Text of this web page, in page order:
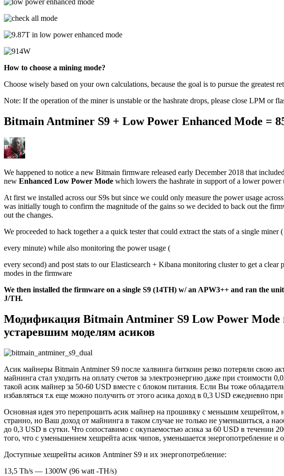
How to choose a mining mode?
Choose wisely based on your own calculations, because the goal is to pursue the greatest
Note: If the operation of the miner is unstable or the hashrate drops, please close LPM or
Bitmain Antminer S9 + Low Power Enhanced Mode =
We happened to notice a new Bitmain firmware released early December 2018 that
new Enhanced Low Power Mode which lowers the hashrate in support of a lower power
At first we installed across our S9s but since we could only measure the power usage
was initially tough to confirm the magnitude of the gains so we decided to back out the
out the changes.
We proceeded to hack together a a quick tester that could extract the stats of a single miner (
every minute) while also monitoring the power usage (
every second) and post stats to our Elasticsearch + Kibana monitoring cluster to get a
modes in the firmware
We then installed the firmware on a single S9 (14TH) w/ an APW3++ and ran the
J/TH.
Модификация Bitmain Antminer S9 Low Power
устаревшим моделям асиков
Асик майнеры Bitmain Antminer S9 после халвинга биткоин резко потеряли свою
майнинга стал уходить на оплату счетов за электроэнергию даже при стоимости
такой асик майнер за 50-60 USD вместе с блоком питания. Если Вы тоже
избавляться т.к еще можно получить от этого асика доход в 0,3 USD ежедневно
Основная идея это перепрошить асик майнер на прошивку с меньшим хешрейтом,
странно, но Ваш доход от майнинга в таком случае не только не уменьшиться, а
до 0,3 USD в сутки. Что сопоставимо с окупаемостью асика за 60 USD в течении
того, что с уменьшением хешрейта асик чипов, уменьшается энергопотребление и
Доступные хешрейты асиков Antminer S9 и их энергопотребление:
13,5 Th/s — 1300W (96 watt -TH/s)